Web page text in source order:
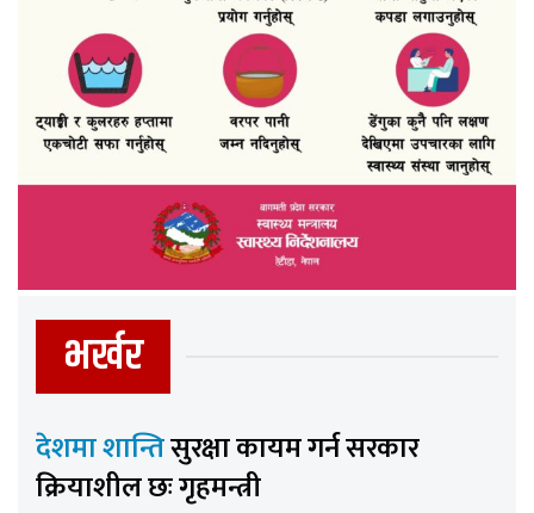
भर्खर
देशमा शान्तिसुरक्षा कायम गर्न सरकार
क्रियाशील छः गृहमन्त्री